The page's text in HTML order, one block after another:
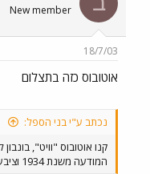
New member
18/7/03
אוטובוס כזה בתצלום
נכתב ע"י בני הספל:
קנו אוטובוס "וויט",
המודעה משנת 1934 וציבעונית במקור!